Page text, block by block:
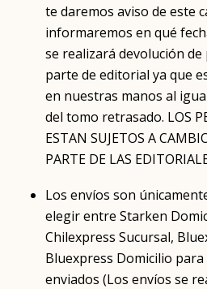
te daremos aviso de este
informaremos en qué
se realizará devolución
parte de editorial ya que
en nuestras manos al
del tomo retrasado. LOS
ESTAN SUJETOS A
PARTE DE LAS
Los envíos son
elegir entre Starken
Chilexpress Sucursal,
Bluexpress Domicilio
enviados (Los envíos se